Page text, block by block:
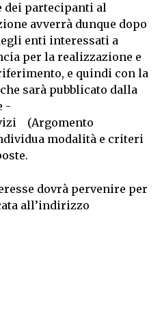
dei partecipanti al
avverrà dunque dopo
enti interessati a
per la realizzazione e
e quindi con la
sarà pubblicato dalla
-
(Argomento
modalità e criteri
dovrà pervenire per
all’indirizzo